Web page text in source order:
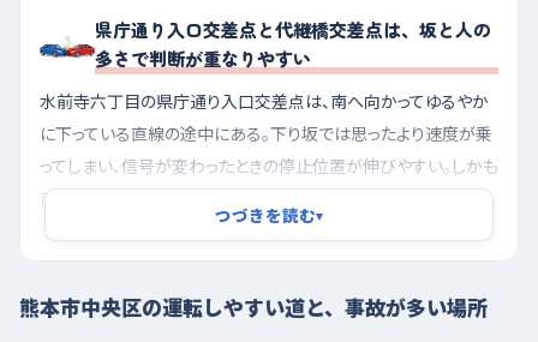
県庁通り入口交差点と代継橋交差点は、坂と人の
多さで判断が重なりやすい
水前寺六丁目の県庁通り入口交差点は、南へ向かってゆるやか
に下っている直線の途中にある。下り坂では思ったより速度が乗
ってしまい、信号が変わったときの停止位置が伸びやすい。しかも
南のセブンイレブンや西のクリニックへ出入りする車が左右から
絡むので、坂の途中でブレーキと周りの確認を同時にやることに
なる。だからここは、坂に入る前に一度速度を落としておくと楽に
なる。もう一つ気をつけたいのは下通二丁目の代継橋交差点。平
つづきを読む▾
熊本市中央区の運転しやすい道と、事故が多い場所